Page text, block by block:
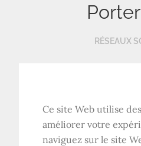
RÉSEAUX
Ce site Web utilise
améliorer votre
naviguez sur le site